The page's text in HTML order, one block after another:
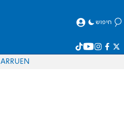
חיפוש
EN
RU
AR